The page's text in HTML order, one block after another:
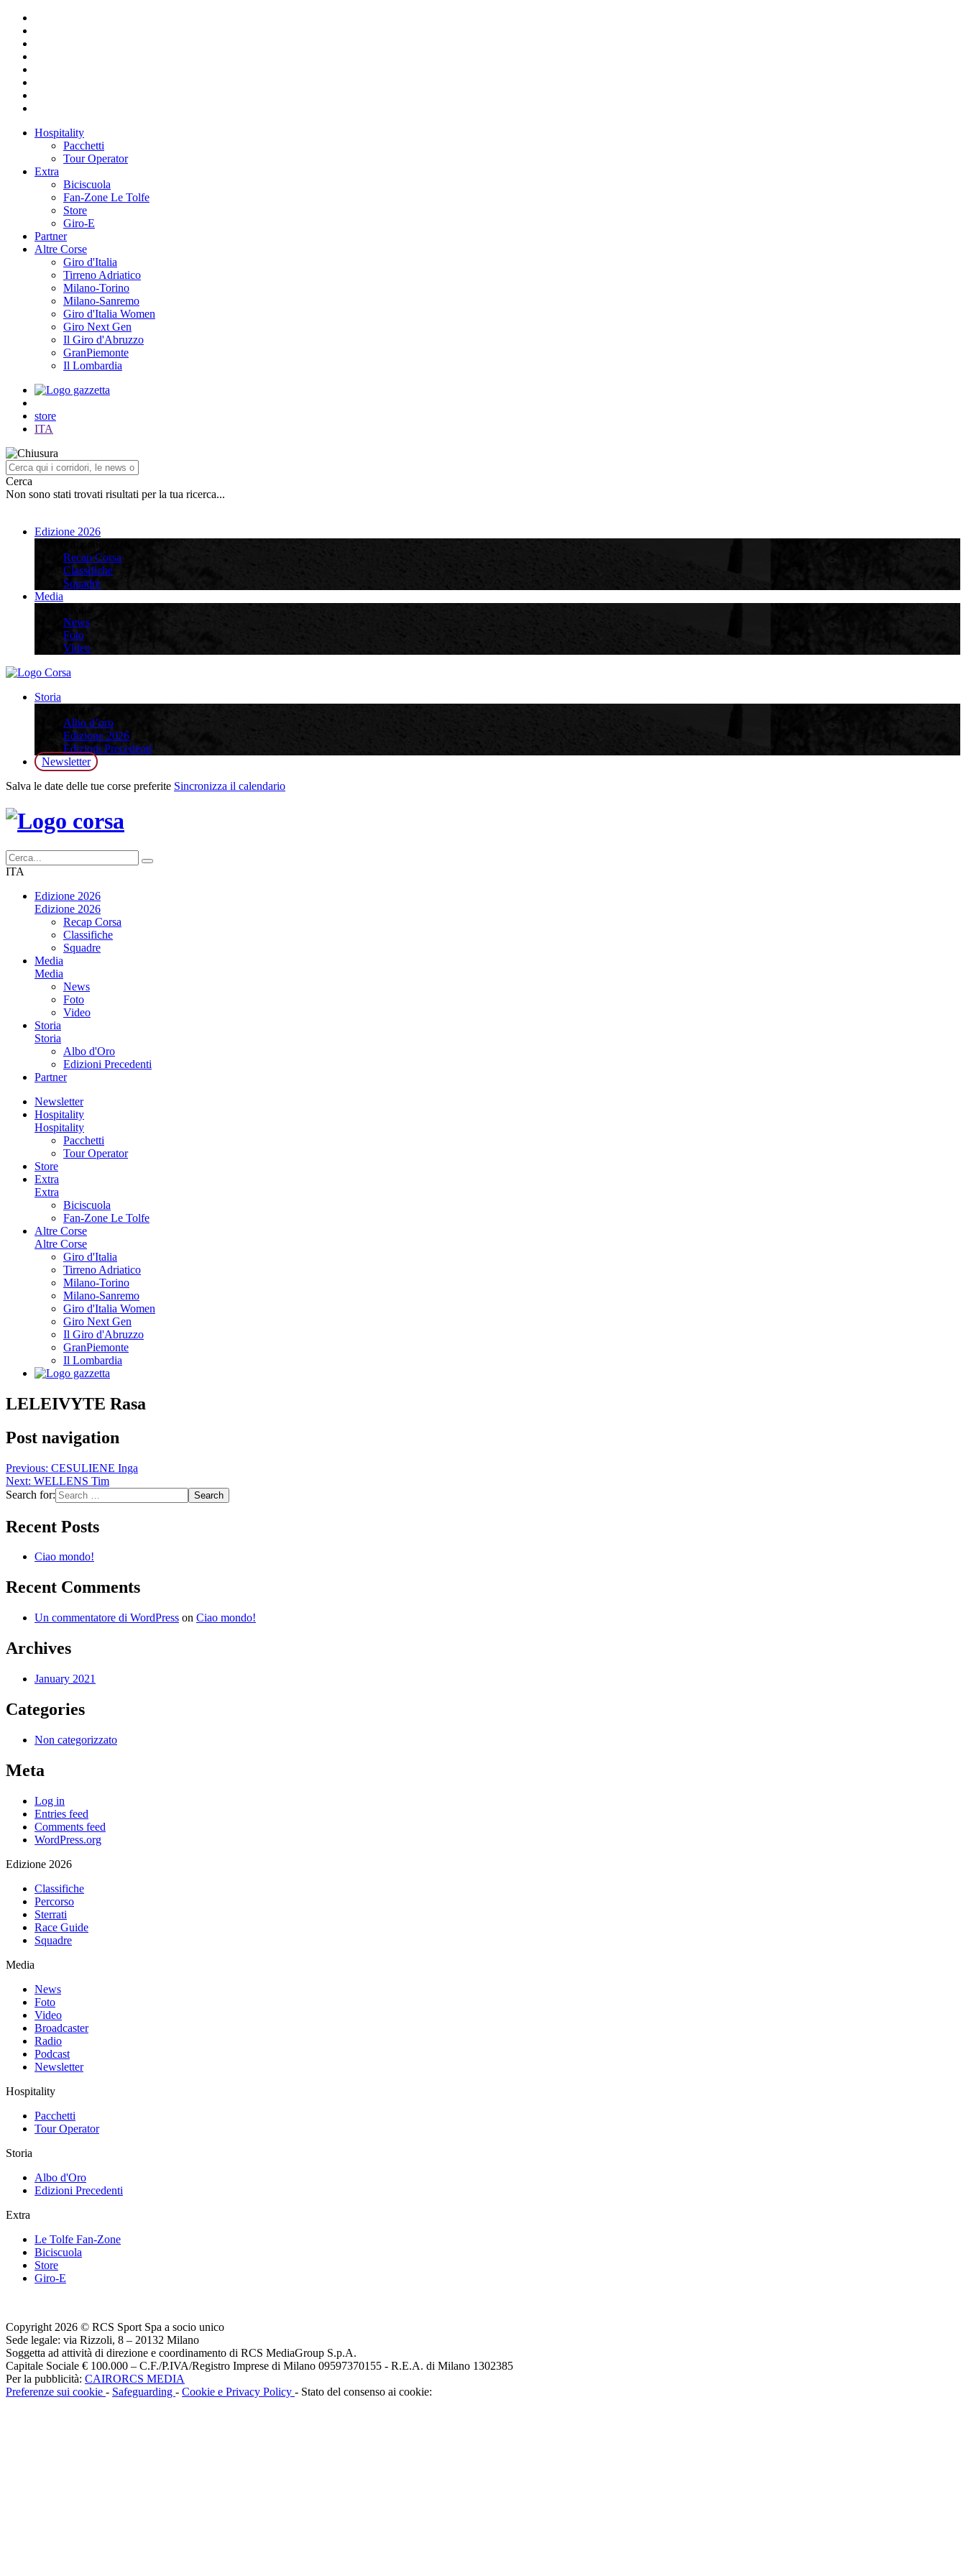
Hospitality
Pacchetti
Tour Operator
Extra
Biciscuola
Fan-Zone Le Tolfe
Store
Giro-E
Partner
Altre Corse
Giro d'Italia
Tirreno Adriatico
Milano-Torino
Milano-Sanremo
Giro d'Italia Women
Giro Next Gen
Il Giro d'Abruzzo
GranPiemonte
Il Lombardia
store
ITA
Cerca
Non sono stati trovati risultati per la tua ricerca...
Edizione 2026
Recap Corsa
Classifiche
Squadre
Media
News
Foto
Video
Storia
Albo d’oro
Edizione 2026
Edizioni Precedenti
Newsletter
Salva le date delle tue corse preferite Sincronizza il calendario
ITA
Edizione 2026
Edizione 2026
Recap Corsa
Classifiche
Squadre
Media
Media
News
Foto
Video
Storia
Storia
Albo d'Oro
Edizioni Precedenti
Partner
Newsletter
Hospitality
Hospitality
Pacchetti
Tour Operator
Store
Extra
Extra
Biciscuola
Fan-Zone Le Tolfe
Altre Corse
Altre Corse
Giro d'Italia
Tirreno Adriatico
Milano-Torino
Milano-Sanremo
Giro d'Italia Women
Giro Next Gen
Il Giro d'Abruzzo
GranPiemonte
Il Lombardia
LELEIVYTE Rasa
Post navigation
Previous: CESULIENE Inga
Next: WELLENS Tim
Search for:
Recent Posts
Ciao mondo!
Recent Comments
Un commentatore di WordPress on Ciao mondo!
Archives
January 2021
Categories
Non categorizzato
Meta
Log in
Entries feed
Comments feed
WordPress.org
Edizione 2026
Classifiche
Percorso
Sterrati
Race Guide
Squadre
Media
News
Foto
Video
Broadcaster
Radio
Podcast
Newsletter
Hospitality
Pacchetti
Tour Operator
Storia
Albo d'Oro
Edizioni Precedenti
Extra
Le Tolfe Fan-Zone
Biciscuola
Store
Giro-E
Copyright 2026 © RCS Sport Spa a socio unico
Sede legale: via Rizzoli, 8 – 20132 Milano
Soggetta ad attività di direzione e coordinamento di RCS MediaGroup S.p.A.
Capitale Sociale € 100.000 – C.F./P.IVA/Registro Imprese di Milano 09597370155 - R.E.A. di Milano 1302385
Per la pubblicità: CAIRORCS MEDIA
Preferenze sui cookie - Safeguarding - Cookie e Privacy Policy - Stato del consenso ai cookie: